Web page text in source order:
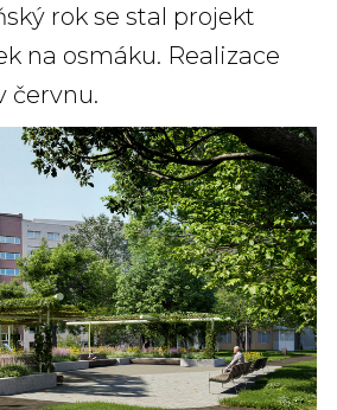
rok se stal projekt
na osmáku. Realizace
červnu.